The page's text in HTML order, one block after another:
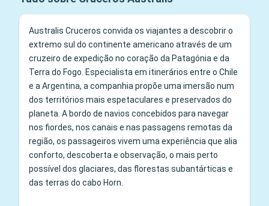
Australis Cruceros convida os viajantes a descobrir o
extremo sul do continente americano através de um
cruzeiro de expedição no coração da Patagónia e da
Terra do Fogo. Especialista em itinerários entre o Chile
e a Argentina, a companhia propõe uma imersão num
dos territórios mais espetaculares e preservados do
planeta. A bordo de navios concebidos para navegar
nos fiordes, nos canais e nas passagens remotas da
região, os passageiros vivem uma experiência que alia
conforto, descoberta e observação, o mais perto
possível dos glaciares, das florestas subantárticas e
das terras do cabo Horn.